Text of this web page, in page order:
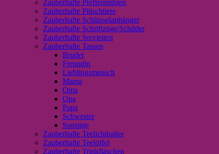
Zauberhafte Pfeffermühlen
Zauberhafte Plüschtiere
Zauberhafte Schlüsselanhänger
Zauberhafte Schriftzüge/Schilder
Zauberhafte Servietten
Zauberhafte Tassen
Bruder
Freundin
Lieblingsmensch
Mama
Oma
Opa
Papa
Schwester
Sonstige
Zauberhafte Teelichthalter
Zauberhafte Teelöffel
Zauberhafte Trinkflaschen